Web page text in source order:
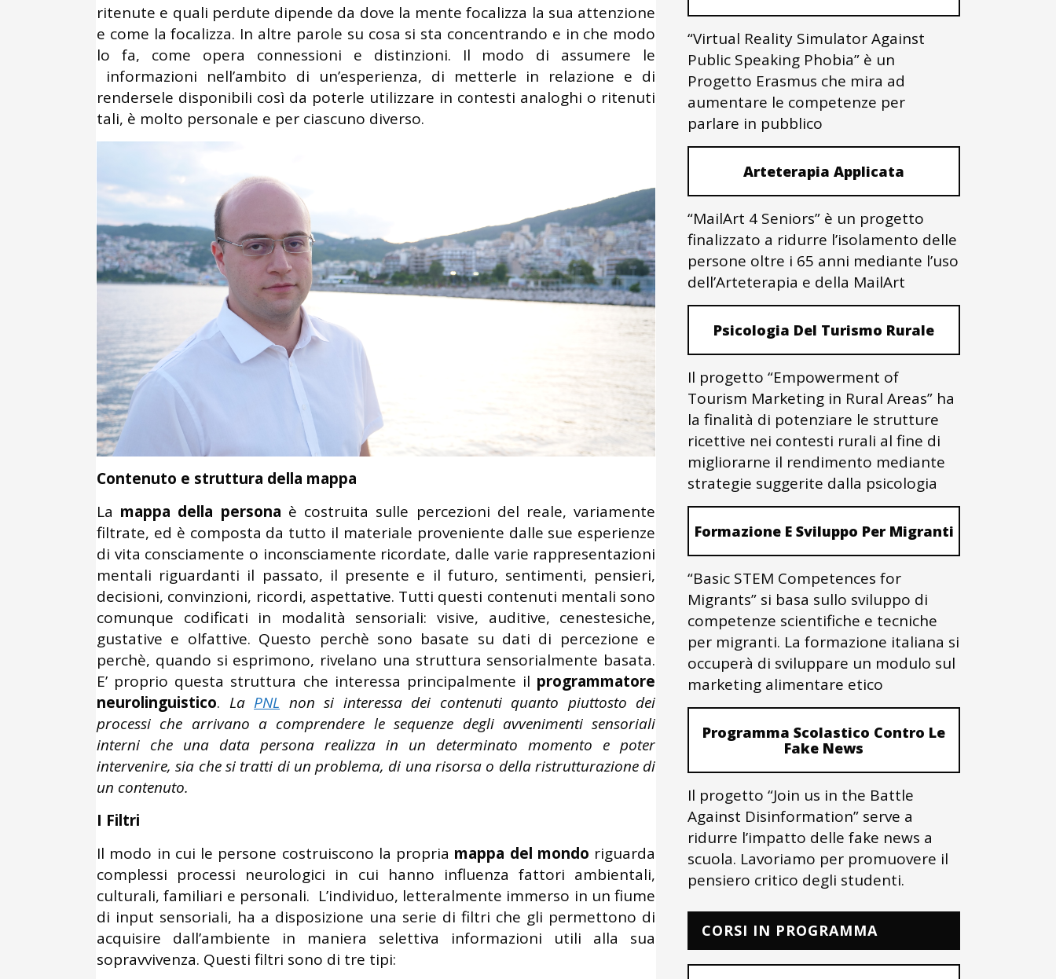
ritenute e quali perdute dipende da dove la mente focalizza la sua attenzione
e come la focalizza. In altre parole su cosa si sta concentrando e in che modo
lo fa, come opera connessioni e distinzioni. Il modo di assumere le
informazioni nell’ambito di un’esperienza, di metterle in relazione e di
rendersele disponibili così da poterle utilizzare in contesti analoghi o ritenuti
tali, è molto personale e per ciascuno diverso.
Contenuto e struttura della mappa
La mappa della persona è costruita sulle percezioni del reale, variamente
filtrate, ed è composta da tutto il materiale proveniente dalle sue esperienze
di vita consciamente o inconsciamente ricordate, dalle varie rappresentazioni
mentali riguardanti il passato, il presente e il futuro, sentimenti, pensieri,
decisioni, convinzioni, ricordi, aspettative. Tutti questi contenuti mentali sono
comunque codificati in modalità sensoriali: visive, auditive, cenestesiche,
gustative e olfattive. Questo perchè sono basate su dati di percezione e
perchè, quando si esprimono, rivelano una struttura sensorialmente basata.
E’ proprio questa struttura che interessa principalmente il programmatore
neurolinguistico. La PNL non si interessa dei contenuti quanto piuttosto dei
processi che arrivano a comprendere le sequenze degli avvenimenti sensoriali
interni che una data persona realizza in un determinato momento e poter
intervenire, sia che si tratti di un problema, di una risorsa o della ristrutturazione di
un contenuto.
I Filtri
Il modo in cui le persone costruiscono la propria mappa del mondo riguarda
complessi processi neurologici in cui hanno influenza fattori ambientali,
culturali, familiari e personali. L’individuo, letteralmente immerso in un fiume
di input sensoriali, ha a disposizione una serie di filtri che gli permettono di
acquisire dall’ambiente in maniera selettiva informazioni utili alla sua
sopravvivenza. Questi filtri sono di tre tipi:
“Virtual Reality Simulator Against
Public Speaking Phobia” è un
Progetto Erasmus che mira ad
aumentare le competenze per
parlare in pubblico
Arteterapia Applicata
“MailArt 4 Seniors” è un progetto
finalizzato a ridurre l’isolamento delle
persone oltre i 65 anni mediante l’uso
dell’Arteterapia e della MailArt
Psicologia Del Turismo Rurale
Il progetto “Empowerment of
Tourism Marketing in Rural Areas” ha
la finalità di potenziare le strutture
ricettive nei contesti rurali al fine di
migliorarne il rendimento mediante
strategie suggerite dalla psicologia
Formazione E Sviluppo Per Migranti
“Basic STEM Competences for
Migrants” si basa sullo sviluppo di
competenze scientifiche e tecniche
per migranti. La formazione italiana si
occuperà di sviluppare un modulo sul
marketing alimentare etico
Programma Scolastico Contro Le
Fake News
Il progetto “Join us in the Battle
Against Disinformation” serve a
ridurre l’impatto delle fake news a
scuola. Lavoriamo per promuovere il
pensiero critico degli studenti.
CORSI IN PROGRAMMA